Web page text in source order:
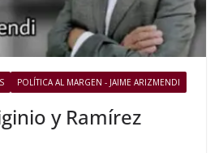
POLÍTICA AL MARGEN - JAIME ARIZMENDI
y Ramírez